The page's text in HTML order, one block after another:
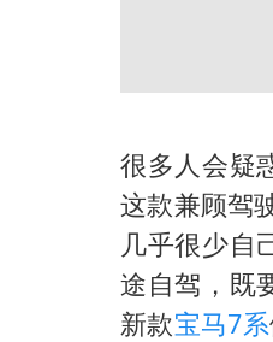
很多人会疑
这款兼顾驾
几乎很少自
途自驾，既
新款宝马7系